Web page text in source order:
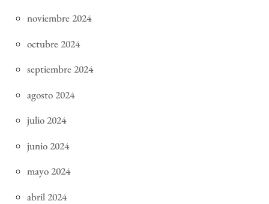
noviembre 2024
octubre 2024
septiembre 2024
agosto 2024
julio 2024
junio 2024
mayo 2024
abril 2024